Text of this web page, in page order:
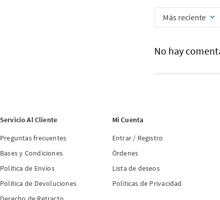
Más reciente
No hay
Servicio Al Cliente
Preguntas frecuentes
Bases y Condiciones
Política de Envíos
Política de Devoluciones
Mi Cuenta
Entrar / Registro
Órdenes
Lista de deseos
Políticas de Privacidad